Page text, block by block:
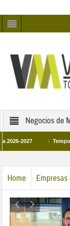
Negocios de
Temporada
Home Empresas